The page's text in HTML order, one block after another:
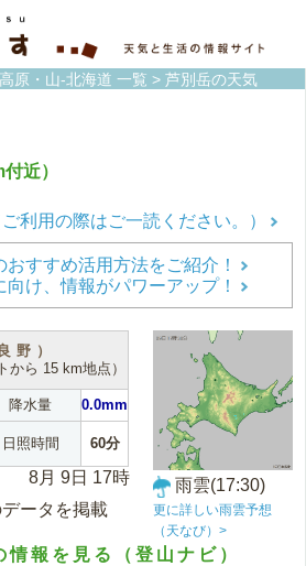
高原・山-北海道 一覧 > 芦別岳の天気
近）
利用の際はご一読ください。）
おすすめ活用方法をご紹介！
け、情報がパワーアップ！
野）
から 15 km地点）
降水量 0.0mm
日照時間 60分
8月 9日 17時
ータを掲載
雨雲(17:30)
更に詳しい雨雲予想
（天なび）>
報を見る（登山ナビ）